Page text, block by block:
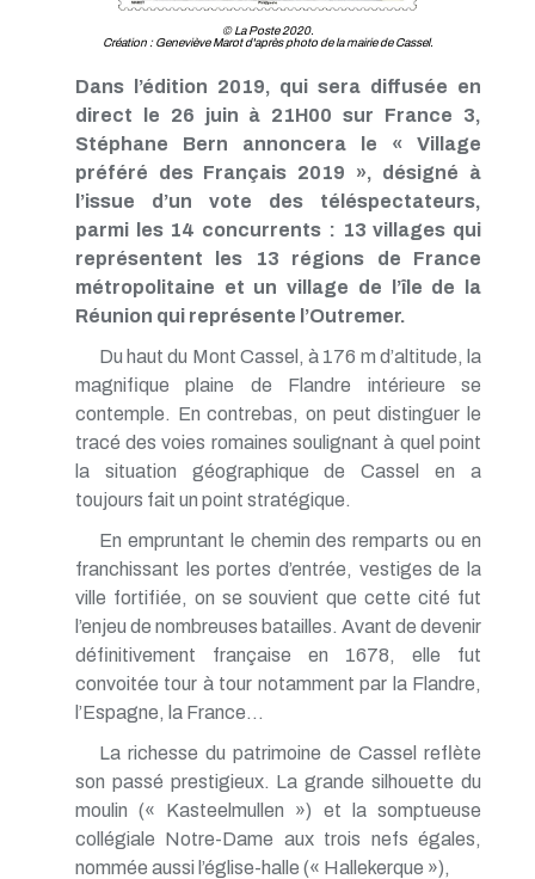
© La Poste 2020.
Création : Geneviève Marot d'après photo de la mairie de Cassel.
Dans l’édition 2019, qui sera diffusée en
direct le 26 juin à 21H00 sur France 3,
Stéphane Bern annoncera le « Village
préféré des Français 2019 », désigné à
l’issue d’un vote des téléspectateurs,
parmi les 14 concurrents : 13 villages qui
représentent les 13 régions de France
métropolitaine et un village de l’île de la
Réunion qui représente l’Outremer.
Du haut du Mont Cassel, à 176 m d’altitude, la
magnifique plaine de Flandre intérieure se
contemple. En contrebas, on peut distinguer le
tracé des voies romaines soulignant à quel point
la situation géographique de Cassel en a
toujours fait un point stratégique.
En empruntant le chemin des remparts ou en
franchissant les portes d’entrée, vestiges de la
ville fortifiée, on se souvient que cette cité fut
l’enjeu de nombreuses batailles. Avant de devenir
définitivement française en 1678, elle fut
convoitée tour à tour notamment par la Flandre,
l’Espagne, la France…
La richesse du patrimoine de Cassel reflète
son passé prestigieux. La grande silhouette du
moulin (« Kasteelmullen ») et la somptueuse
collégiale Notre-Dame aux trois nefs égales,
nommée aussi l’église-halle (« Hallekerque »),